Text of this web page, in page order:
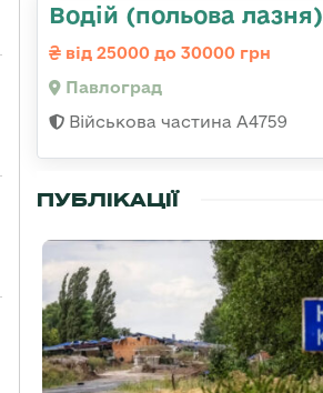
Водій (польова лазня)
від 25000 до 30000 грн
Павлоград
Військова частина А4759
ПУБЛІКАЦІЇ